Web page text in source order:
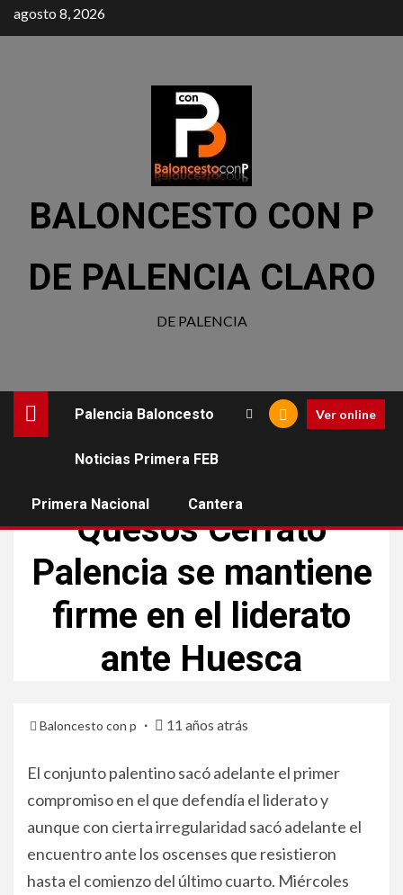
agosto 8, 2026
BALONCESTO CON P
DE PALENCIA CLARO
DE PALENCIA
Palencia Baloncesto
Noticias Primera FEB
Primera Nacional Cantera
Ver online
Quesos Cerrato
Palencia se mantiene
firme en el liderato
ante Huesca
Baloncesto con p 11 años atrás
El conjunto palentino sacó adelante el primer
compromiso en el que defendía el liderato y
aunque con cierta irregularidad sacó adelante el
encuentro ante los oscenses que resistieron
hasta el comienzo del último cuarto. Miércoles